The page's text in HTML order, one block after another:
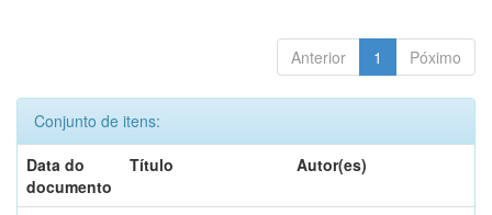
Anterior 1 Póximo
Conjunto de itens:
Data do
documento
Título Autor(es)